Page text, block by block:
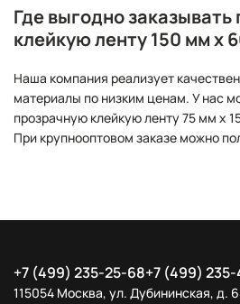
Где выгодно
клейкую ленту 150 мм х
Наша компания реализует
материалы по низким ценам. У нас
прозрачную клейкую ленту 75 мм х
При крупнооптовом заказе можно
+7 (499) 235-25-68+7 (499)
115054 Москва, ул. Дубининская, д.